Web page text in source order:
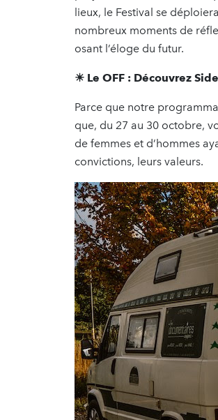
lieux, le Festival se
nombreux moments de
osant l’éloge du futur.
☀ Le OFF : Découvrez
Parce que notre
que, du 27 au 30 octobre,
de femmes et d’hommes
convictions, leurs valeurs.